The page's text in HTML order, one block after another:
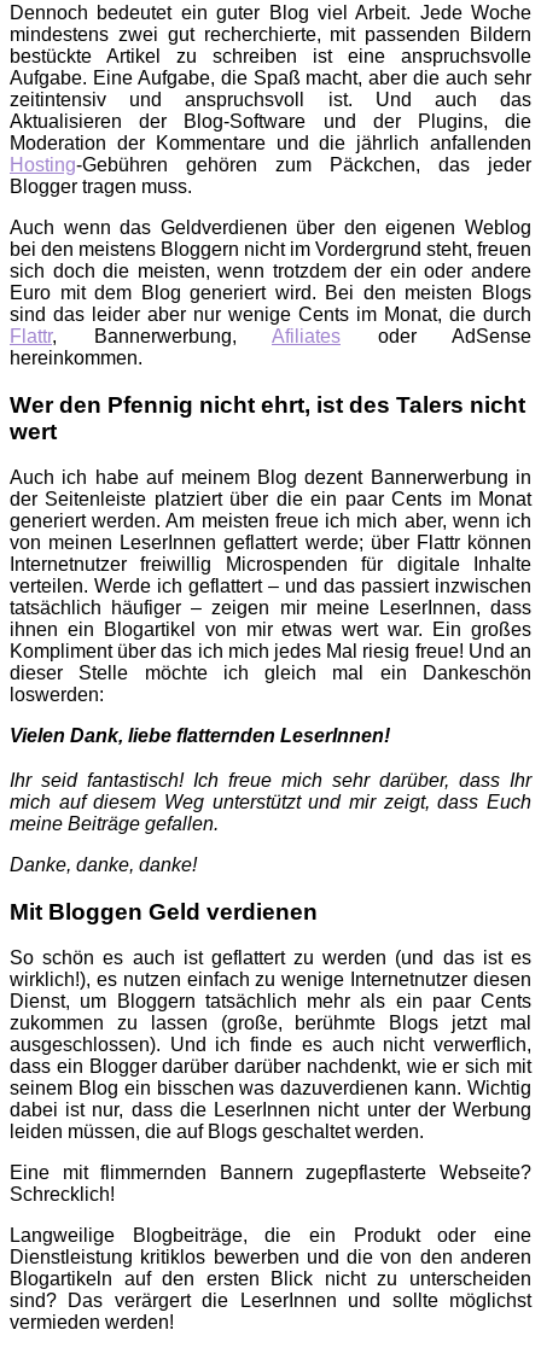
Dennoch bedeutet ein guter Blog viel Arbeit. Jede Woche
mindestens zwei gut recherchierte, mit passenden Bildern
bestückte Artikel zu schreiben ist eine anspruchsvolle
Aufgabe. Eine Aufgabe, die Spaß macht, aber die auch sehr
zeitintensiv und anspruchsvoll ist. Und auch das
Aktualisieren der Blog-Software und der Plugins, die
Moderation der Kommentare und die jährlich anfallenden
Hosting-Gebühren gehören zum Päckchen, das jeder
Blogger tragen muss.
Auch wenn das Geldverdienen über den eigenen Weblog
bei den meistens Bloggern nicht im Vordergrund steht, freuen
sich doch die meisten, wenn trotzdem der ein oder andere
Euro mit dem Blog generiert wird. Bei den meisten Blogs
sind das leider aber nur wenige Cents im Monat, die durch
Flattr, Bannerwerbung, Afiliates oder AdSense
hereinkommen.
Wer den Pfennig nicht ehrt, ist des Talers nicht
wert
Auch ich habe auf meinem Blog dezent Bannerwerbung in
der Seitenleiste platziert über die ein paar Cents im Monat
generiert werden. Am meisten freue ich mich aber, wenn ich
von meinen LeserInnen geflattert werde; über Flattr können
Internetnutzer freiwillig Microspenden für digitale Inhalte
verteilen. Werde ich geflattert – und das passiert inzwischen
tatsächlich häufiger – zeigen mir meine LeserInnen, dass
ihnen ein Blogartikel von mir etwas wert war. Ein großes
Kompliment über das ich mich jedes Mal riesig freue! Und an
dieser Stelle möchte ich gleich mal ein Dankeschön
loswerden:
Vielen Dank, liebe flatternden LeserInnen!
Ihr seid fantastisch! Ich freue mich sehr darüber, dass Ihr
mich auf diesem Weg unterstützt und mir zeigt, dass Euch
meine Beiträge gefallen.
Danke, danke, danke!
Mit Bloggen Geld verdienen
So schön es auch ist geflattert zu werden (und das ist es
wirklich!), es nutzen einfach zu wenige Internetnutzer diesen
Dienst, um Bloggern tatsächlich mehr als ein paar Cents
zukommen zu lassen (große, berühmte Blogs jetzt mal
ausgeschlossen). Und ich finde es auch nicht verwerflich,
dass ein Blogger darüber darüber nachdenkt, wie er sich mit
seinem Blog ein bisschen was dazuverdienen kann. Wichtig
dabei ist nur, dass die LeserInnen nicht unter der Werbung
leiden müssen, die auf Blogs geschaltet werden.
Eine mit flimmernden Bannern zugepflasterte Webseite?
Schrecklich!
Langweilige Blogbeiträge, die ein Produkt oder eine
Dienstleistung kritiklos bewerben und die von den anderen
Blogartikeln auf den ersten Blick nicht zu unterscheiden
sind? Das verärgert die LeserInnen und sollte möglichst
vermieden werden!